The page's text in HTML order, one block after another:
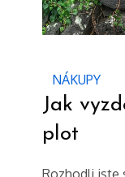
NÁKUPY
Jak
plot